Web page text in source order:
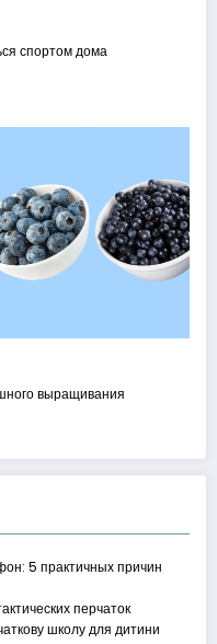
спортом дома
выращивания
5 практичных причин
перчаток
школу для дитини